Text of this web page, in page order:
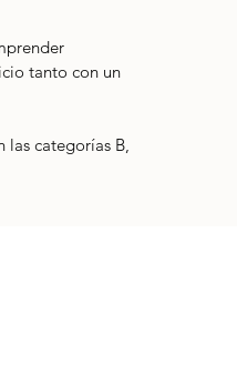
tanto con un
categorías B,